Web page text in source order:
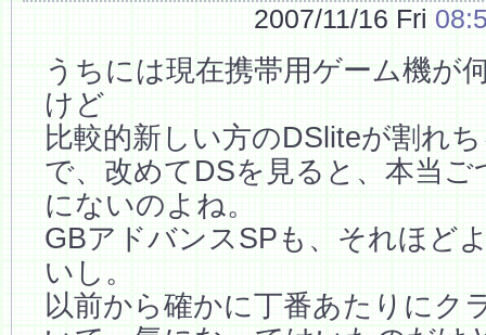
2007/11/16 Fri
うちには現在携帯用ゲーム機が
けど
比較的新しい方のDSliteが割れ
で、改めてDSを見ると、本当
にないのよね。
GBアドバンスSPも、それほど
いし。
以前から確かに丁番あたりにク